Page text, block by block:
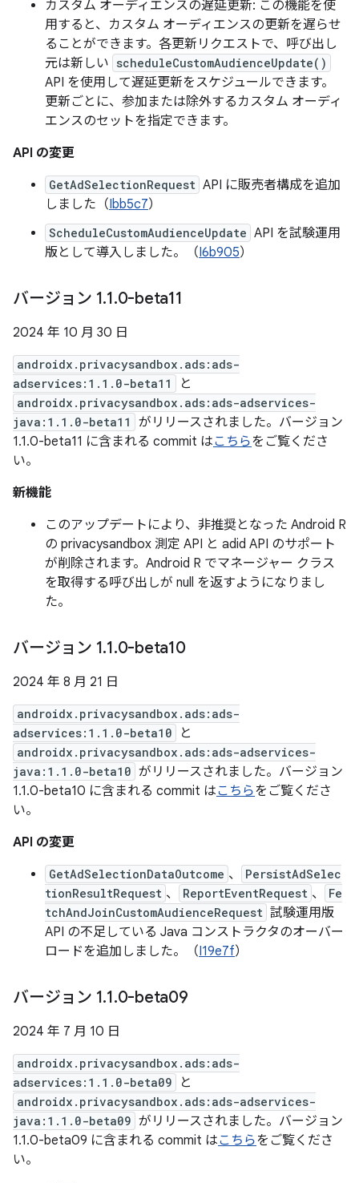
カスタム オーディエンスの遅延更新: この機能を使
用すると、カスタム オーディエンスの更新を遅らせ
ることができます。各更新リクエストで、呼び出し
元は新しい scheduleCustomAudienceUpdate()
API を使用して遅延更新をスケジュールできます。
更新ごとに、参加または除外するカスタム オーディ
エンスのセットを指定できます。
API の変更
GetAdSelectionRequest API に販売者構成を追加
しました（Ibb5c7）
ScheduleCustomAudienceUpdate API を試験運用
版として導入しました。（I6b905）
バージョン 1.1.0-beta11
2024 年 10 月 30 日
androidx.privacysandbox.ads:ads-
adservices:1.1.0-beta11
と
androidx.privacysandbox.ads:ads-adservices-
java:1.1.0-beta11
がリリースされました。バージョン
1.1.0-beta11 に含まれる commit はこちらをご覧くださ
い。
新機能
このアップデートにより、非推奨となった Android R
の privacysandbox 測定 API と adid API のサポート
が削除されます。Android R でマネージャー クラス
を取得する呼び出しが null を返すようになりまし
た。
バージョン 1.1.0-beta10
2024 年 8 月 21 日
androidx.privacysandbox.ads:ads-
adservices:1.1.0-beta10
と
androidx.privacysandbox.ads:ads-adservices-
java:1.1.0-beta10 がリリースされました。バージョン
1.1.0-beta10 に含まれる commit はこちらをご覧くださ
い。
API の変更
GetAdSelectionDataOutcome 、
PersistAdSelec
tionResultRequest 、 ReportEventRequest 、
Fe
tchAndJoinCustomAudienceRequest 試験運用版
API の不足している Java コンストラクタのオーバー
ロードを追加しました。（I19e7f）
バージョン 1.1.0-beta09
2024 年 7 月 10 日
androidx.privacysandbox.ads:ads-
adservices:1.1.0-beta09
と
androidx.privacysandbox.ads:ads-adservices-
java:1.1.0-beta09 がリリースされました。バージョン
1.1.0-beta09 に含まれる commit はこちらをご覧くださ
い。